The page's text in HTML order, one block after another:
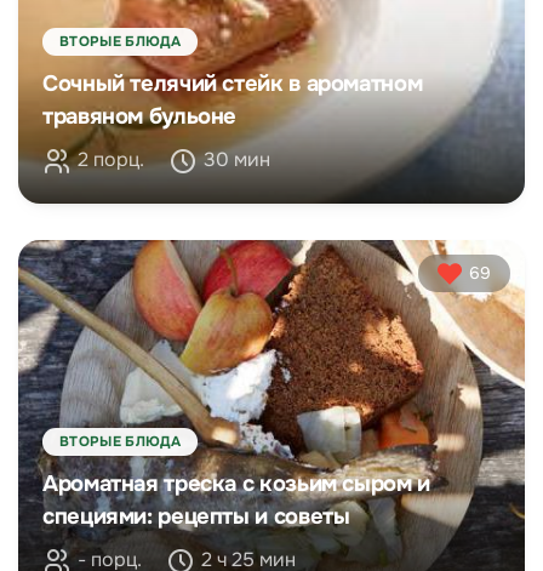
ВТОРЫЕ БЛЮДА
Сочный телячий стейк в ароматном
травяном бульоне
2 порц. 30 мин
69
ВТОРЫЕ БЛЮДА
Ароматная треска с козьим сыром и
специями: рецепты и советы
- порц. 2 ч 25 мин